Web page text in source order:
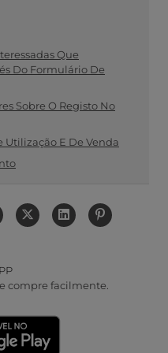
Que
Do Formulário De
Sobre O Registo No
Utilização E De Venda
compre facilmente.